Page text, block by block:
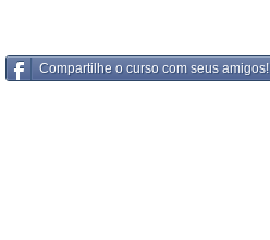
Compartilhe o curso com seus amigos!